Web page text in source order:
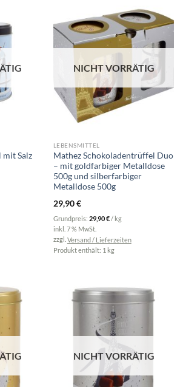
mit Salz
NICHT VORRÄTIG
LEBENSMITTEL
Mathez Schokoladentrüffel Duo
– mit goldfarbiger Metalldose
500g und silberfarbiger
Metalldose 500g
29,90€
Grundpreis: 29,90€/ kg
inkl. 7 % MwSt.
zzgl. Versand / Lieferzeiten
Produkt enthält: 1 kg
NICHT VORRÄTIG